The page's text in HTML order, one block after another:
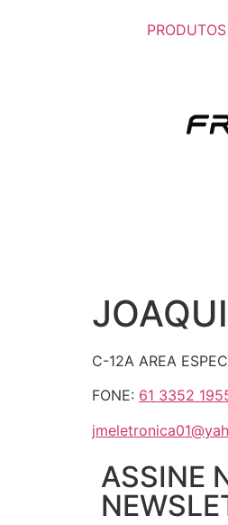
C-12A AREA
FONE: 61 3352
ASSINE